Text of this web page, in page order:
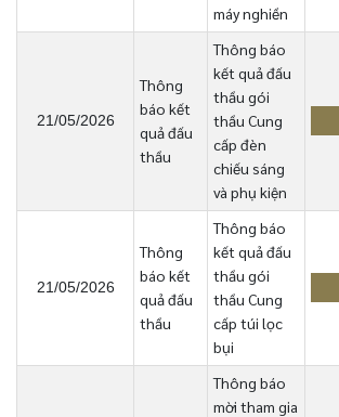
máy nghiền
21/05/2026
Thông
báo kết
quả đấu
thầu
Thông báo
kết quả đấu
thầu gói
thầu Cung
cấp đèn
chiếu sáng
và phụ kiện
21/05/2026
Thông
báo kết
quả đấu
thầu
Thông báo
kết quả đấu
thầu gói
thầu Cung
cấp túi lọc
bụi
Thông báo
mời tham gia